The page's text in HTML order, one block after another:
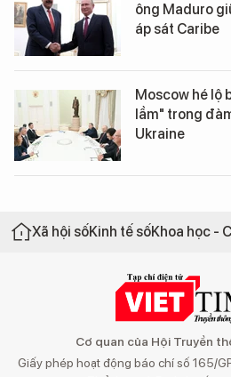
ông Maduro
áp sát Caribe
Moscow hé lộ
lầm" trong
Ukraine
Xã hội sốKinh tế sốKhoa học -
Cơ quan của Hội Truyền
Giấy phép hoạt động báo chí số 165/